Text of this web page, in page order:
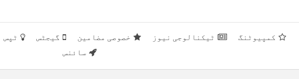
کمپیوٹنگ ٹیکنالوجی نیوز خصوصی مضامین گیجٹس ٹپس
سائنس